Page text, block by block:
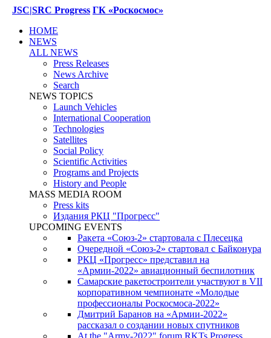
JSC|SRC Progress ГК «Роскосмос»
HOME
NEWS
ALL NEWS
Press Releases
News Archive
Search
NEWS TOPICS
Launch Vehicles
International Cooperation
Technologies
Satellites
Social Policy
Scientific Activities
Programs and Projects
History and People
MASS MEDIA ROOM
Press kits
Издания РКЦ "Прогресс"
UPCOMING EVENTS
Ракета «Союз-2» стартовала с Плесецка
Очередной «Союз-2» стартовал с Байконура
РКЦ «Прогресс» представил на
«Армии-2022» авиационный беспилотник
Самарские ракетостроители участвуют в VII
корпоративном чемпионате «Молодые
профессионалы Роскосмоса-2022»
Дмитрий Баранов на «Армии-2022»
рассказал о создании новых спутников
At the "Army-2022" forum RKTs Progress